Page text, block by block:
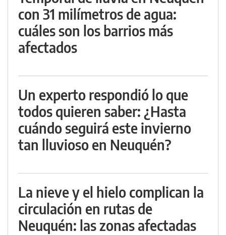
con 31 milímetros de agua:
cuáles son los barrios más
afectados
Un experto respondió lo que
todos quieren saber: ¿Hasta
cuándo seguirá este invierno
tan lluvioso en Neuquén?
La nieve y el hielo complican la
circulación en rutas de
Neuquén: las zonas afectadas